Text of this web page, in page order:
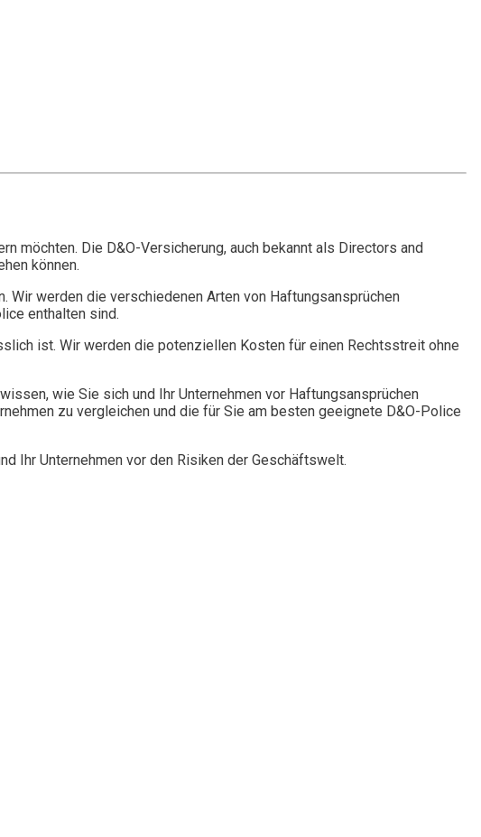
möchten. Die D&O-Versicherung, auch bekannt als Directors and
können.
werden die verschiedenen Arten von Haftungsansprüchen
enthalten sind.
ist. Wir werden die potenziellen Kosten für einen Rechtsstreit ohne
wie Sie sich und Ihr Unternehmen vor Haftungsansprüchen
zu vergleichen und die für Sie am besten geeignete D&O-Police
Ihr Unternehmen vor den Risiken der Geschäftswelt.